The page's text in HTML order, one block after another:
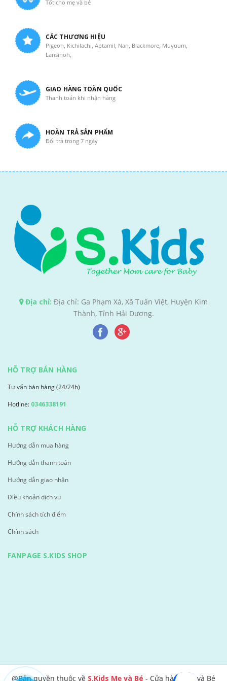
Tốt cho mẹ và bé
CÁC THƯƠNG HIỆU
Pigeon, Kichilachi, Aptamil, Nan, Blackmore, Muyuum,
Lansinoh,
GIAO HÀNG TOÀN QUỐC
Thanh toán khi nhận hàng
HOÀN TRẢ SẢN PHẨM
Đổi trả trong 7 ngày
Địa chỉ: Địa chỉ: Ga Phạm Xá, Xã Tuấn Việt, Huyện Kim
Thành, Tỉnh Hải Dương.
HỖ TRỢ BÁN HÀNG
Tư vấn bán hàng (24/24h)
Hotline: 0346338191
HỖ TRỢ KHÁCH HÀNG
Hướng dẫn mua hàng
Hướng dẫn thanh toán
Hướng dẫn giao nhận
Điều khoản dịch vụ
Chính sách tích điểm
Chính sách
FANPAGE S.KIDS SHOP
@Bản quyền thuộc về S.Kids Mẹ và Bé - Cửa hàng Mẹ và Bé